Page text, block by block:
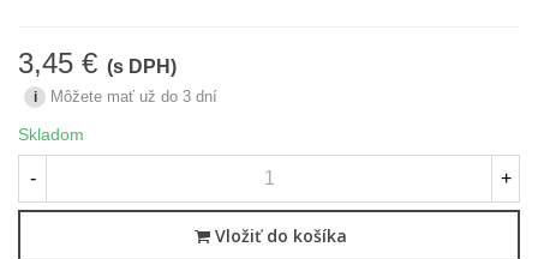
3,45 € (s DPH)
i Môžete mať už do 3 dní
Skladom
- +
Vložiť do košíka